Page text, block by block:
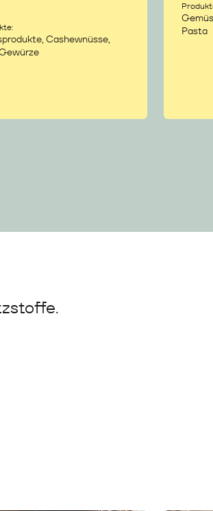
Cashewnüsse,
Pasta